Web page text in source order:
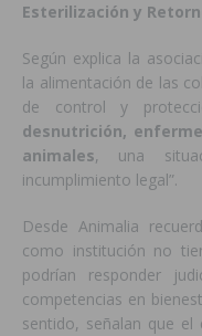
Esterilización y
Según explica la
la alimentación de las
de control y
desnutrición,
animales, una
incumplimiento legal”.
Desde Animalia
como institución no
podrían responder
competencias en
sentido, señalan que